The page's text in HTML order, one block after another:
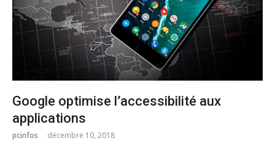
Google optimise l’accessibilité aux
applications
pcinfos décembre 10, 2018